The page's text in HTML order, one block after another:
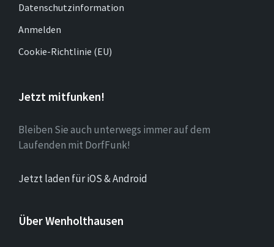
Datenschutzinformation
Anmelden
Cookie-Richtlinie (EU)
Jetzt mitfunken!
Bleiben Sie auch unterwegs immer auf dem
Laufenden mit DorfFunk!
Jetzt laden für iOS & Android
Über Wenholthausen